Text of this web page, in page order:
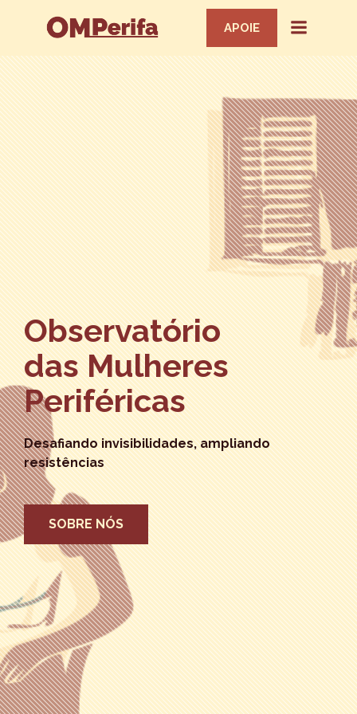
APOIE
Observatório
das Mulheres
Periféricas
Desafiando invisibilidades, ampliando
resistências
SOBRE NÓS